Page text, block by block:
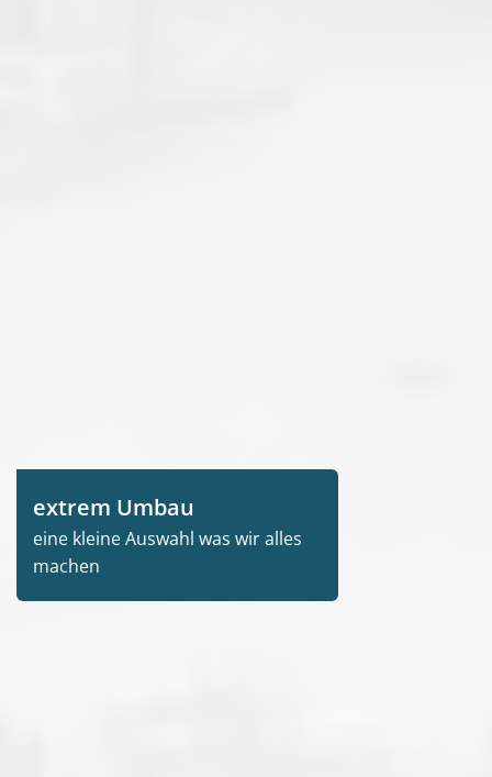
extrem Umbau
eine kleine Auswahl was wir alles
machen